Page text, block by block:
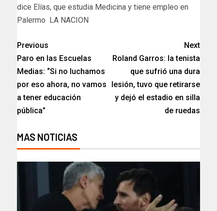
dice Elías, que estudia Medicina y tiene empleo en
Palermo LA NACION
Previous
Paro en las Escuelas
Medias: “Si no luchamos
por eso ahora, no vamos
a tener educación
pública”​
Next
Roland Garros: la tenista
que sufrió una dura
lesión, tuvo que retirarse
y dejó el estadio en silla
de ruedas
MAS NOTICIAS